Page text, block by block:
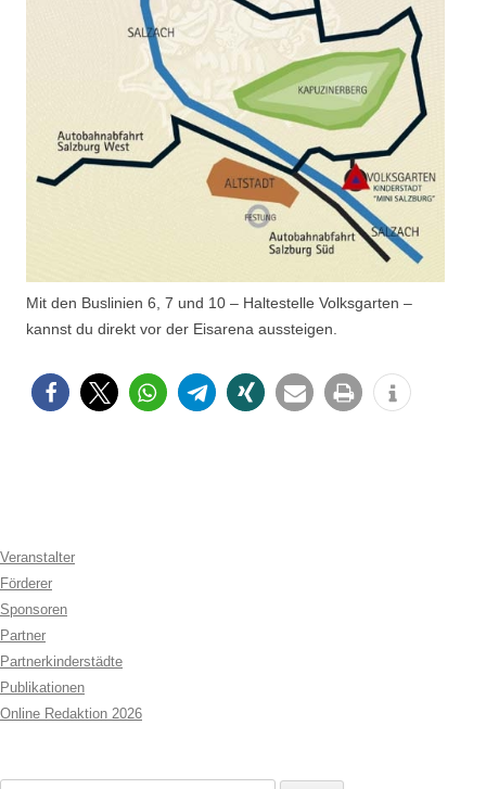
Mit den Buslinien 6, 7 und 10 – Haltestelle Volksgarten –
kannst du direkt vor der Eisarena aussteigen.
Veranstalter
Förderer
Sponsoren
Partner
Partnerkinderstädte
Publikationen
Online Redaktion 2026